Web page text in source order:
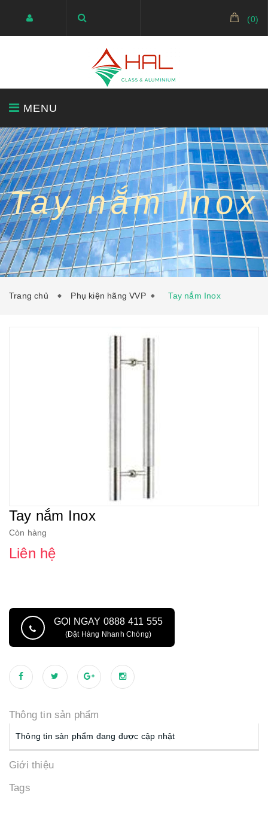
(0)
MENU
BÁO GIÁ KÍNH SIÊU TRONG GƯƠNG
KÍNH TRANG TRÍ KÍNH CƯỜNG LỰC CỬA NHÔM
Tay nắm Inox
Trang chủ Phụ kiện hãng VVP Tay nắm Inox
Tay nắm Inox
Còn hàng
Liên hệ
GỌI NGAY 0888 411 555
(Đặt Hàng Nhanh Chóng)
Thông tin sản phẩm
Thông tin sản phẩm đang được cập nhật
Giới thiệu
Tags